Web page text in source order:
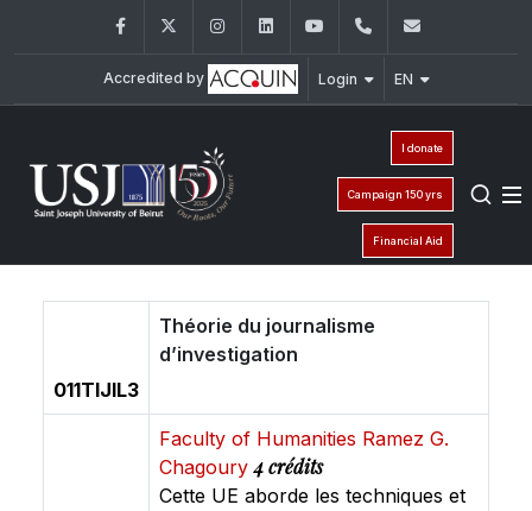
FacebookTwitter InstagramLinkedInYouTube+961 (1) 421 586
Accredited by Login EN
I donate
Campaign 150 yrs
Financial Aid
011TIJIL3
Théorie du journalisme
d’investigation
Faculty of Humanities Ramez G.
Chagoury4 crédits
Cette UE aborde les techniques et